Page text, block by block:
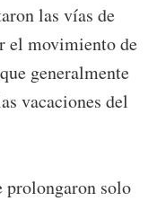
las vías de
el movimiento de
generalmente
vacaciones del
prolongaron solo